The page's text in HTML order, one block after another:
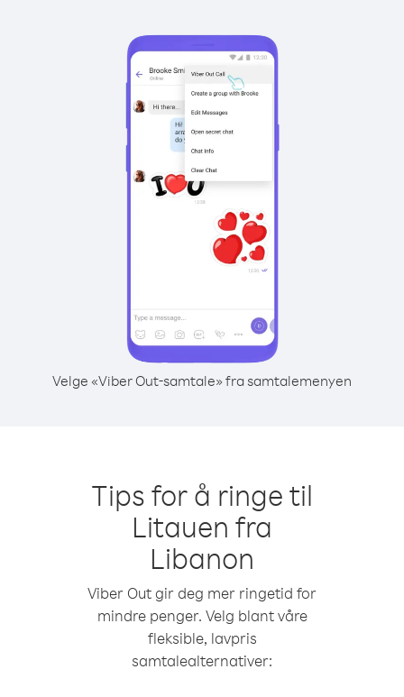
Velge «Viber Out-samtale» fra samtalemenyen
Tips for å ringe til
Litauen fra
Libanon
Viber Out gir deg mer ringetid for
mindre penger. Velg blant våre
fleksible, lavpris
samtalealternativer: